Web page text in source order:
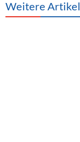
Weitere Artikel